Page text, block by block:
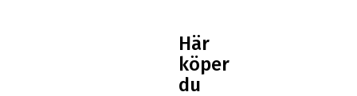
Här
köper
du